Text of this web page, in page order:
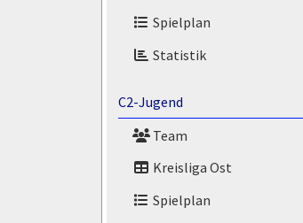
Spielplan
Statistik
C2-Jugend
Team
Kreisliga Ost
Spielplan